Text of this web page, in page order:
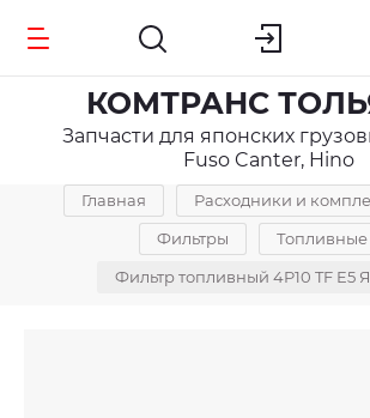
КОМТРАНС
Запчасти для японских
Fuso Canter, Hino
Главная
Расходники и
Фильтры
Топливные
Фильтр топливный 4P10 TF E5